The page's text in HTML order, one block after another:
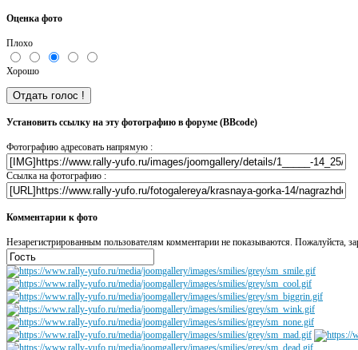
Оценка фото
Плохо
Хорошо
Установить ссылку на эту фотографию в форуме (BBcode)
Фотографию адресовать напрямую :
Ссылка на фотографию :
Комментарии к фото
Незарегистрированным пользователям комментарии не показываются. Пожалуйста,